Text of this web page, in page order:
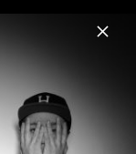
Menu
Fotos Biografie